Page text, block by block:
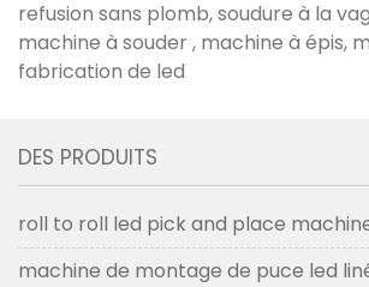
refusion sans plomb, soudure à la
machine à souder , machine à épis,
fabrication de led
DES PRODUITS
roll to roll led pick and place
machine de montage de puce led